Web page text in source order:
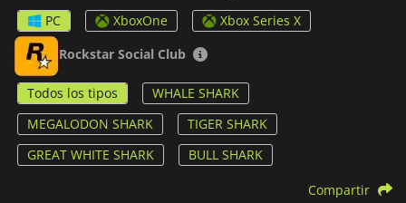
PC XboxOne
Xbox Series X
Rockstar Social Club
Todos los tipos
WHALE SHARK
MEGALODON SHARK
TIGER SHARK
GREAT WHITE SHARK
BULL SHARK
Compartir